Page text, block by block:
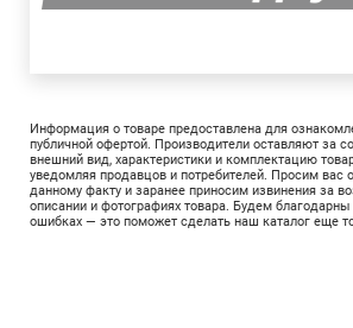
Информация о товаре предоставлена для
публичной офертой. Производители оставляют за
внешний вид, характеристики и комплектацию
уведомляя продавцов и потребителей. Просим вас
данному факту и заранее приносим извинения за
описании и фотографиях товара. Будем
ошибках — это поможет сделать наш каталог еще